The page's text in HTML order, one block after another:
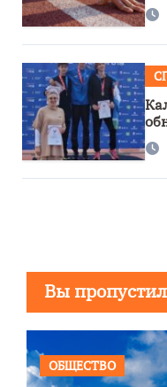
Вы
ОБЩЕСТВО